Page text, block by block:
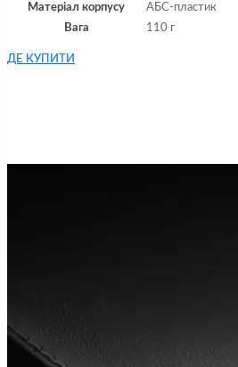
Матеріал корпусу
АБС-пластик
Вага
110 г
ДЕ КУПИТИ